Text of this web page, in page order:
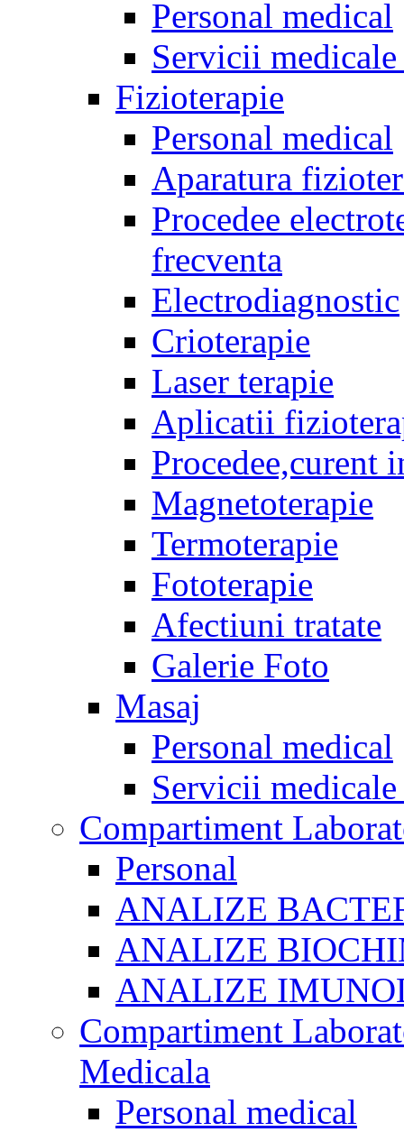
Personal medical
Servicii
Fizioterapie
Personal medical
Aparatura
Procedee
frecventa
Electrodiagnostic
Crioterapie
Laser terapie
Aplicatii
Procedee,curent
Magnetoterapie
Termoterapie
Fototerapie
Afectiuni tratate
Galerie Foto
Masaj
Personal medical
Servicii
Compartiment
Personal
ANALIZE
ANALIZE
ANALIZE
Compartiment
Medicala
Personal medical